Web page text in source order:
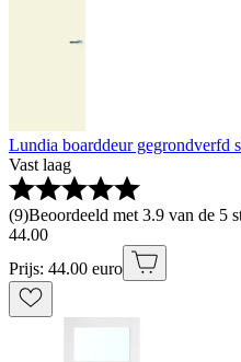
Lundia boarddeur gegrondverfd
Vast laag
(9)Beoordeeld met 3.9 van de 5
44.00
Prijs: 44.00 euro